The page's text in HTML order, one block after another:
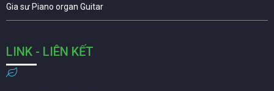
Gia sư Piano organ Guitar
LINK - LIÊN KẾT